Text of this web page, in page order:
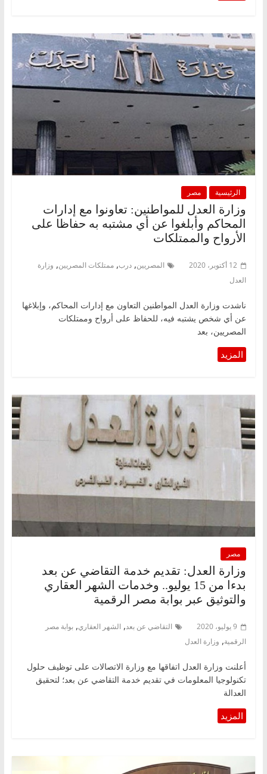
الرئيسية مصر
وزارة العدل للمواطنين: تعاونوا مع إدارات
المحاكم وأبلغوا عن أي مشتبه به حفاظا على
الأرواح والممتلكات
12 أكتوبر، 2020 المصريين, درب, ممتلكات المصريين, وزارة
العدل
ناشدت وزارة العدل المواطنين التعاون مع إدارات المحاكم، وإبلاغها
عن أي شخص يشتبه فيه، للحفاظ على أرواح وممتلكات
المصريين، بعد
مصر
وزارة العدل: تقديم خدمة التقاضي عن بعد
بدءا من 15 يوليو.. وخدمات الشهر العقاري
والتوثيق عبر بوابة مصر الرقمية
9 يوليو، 2020 التقاضي عن بعد, الشهر العقاري, بوابة مصر
الرقمية, وزارة العدل
أعلنت وزارة العدل اتفاقها مع وزارة الاتصالات على توظيف حلول
تكنولوجيا المعلومات في تقديم خدمة التقاضي عن بعد؛ لتحقيق
العدالة